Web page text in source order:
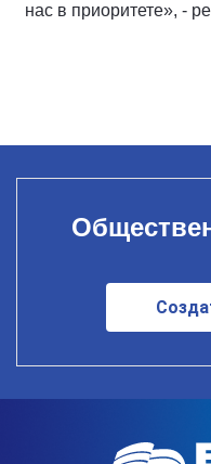
нас в приоритете», -